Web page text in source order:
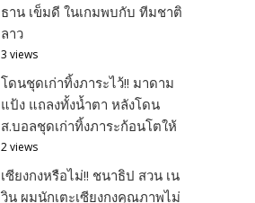
ธาน เข็มดี ในเกมพบกับ ทีมชาติ
ลาว
3 views
โดนชุดเก่าทิ้งภาระไว้!! มาดาม
แป้ง แถลงทั้งน้ำตา หลังโดน
ส.บอลชุดเก่าทิ้งภาระก้อนโตให้
2 views
เซียงกงหรือไม่!! ชนาธิป สวน เน
วิน ผมนักเตะเซียงกงคุณภาพไม่